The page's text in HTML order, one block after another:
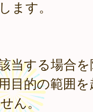
ます。
当する場合
目的の範囲
ん。